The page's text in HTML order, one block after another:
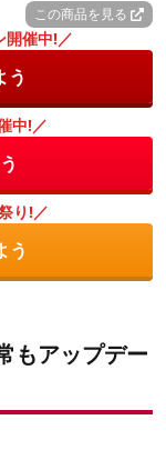
この商品を見る
開催中!／
う
中!／
り!／
う
もアップデー